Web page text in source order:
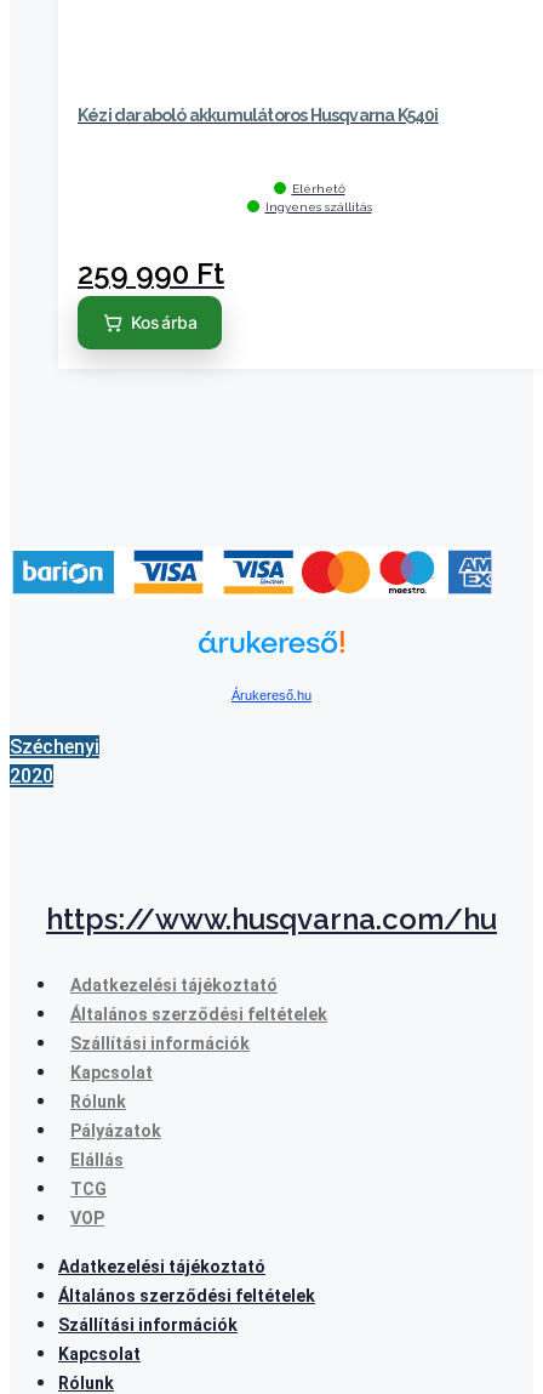
Kézi daraboló akkumulátoros Husqvarna K540i
Elérhető
Ingyenes szállítás
259 990 Ft
Kosárba
Árukereső.hu
Széchenyi
2020
https://www.husqvarna.com/hu
Adatkezelési tájékoztató
Általános szerződési feltételek
Szállítási információk
Kapcsolat
Rólunk
Pályázatok
Elállás
TCG
VOP
Adatkezelési tájékoztató
Általános szerződési feltételek
Szállítási információk
Kapcsolat
Rólunk